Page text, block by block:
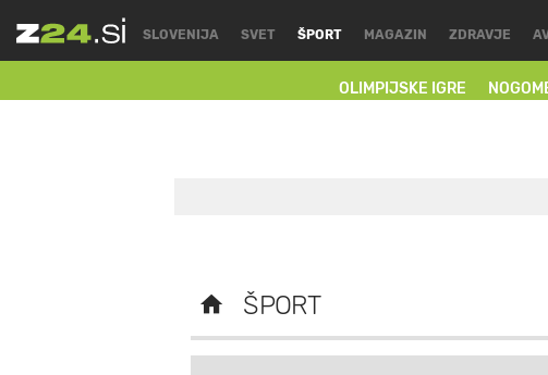
SLOVENIJA SVET ŠPORT
OLIMPIJSKE IGRE
MAGAZIN ZDRAVJE
ŠPORT